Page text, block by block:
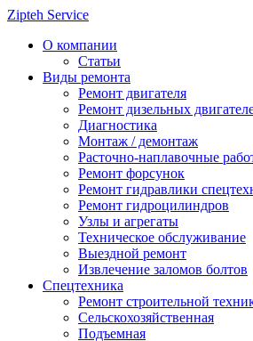
Zipteh Service
О компании
Статьи
Виды ремонта
Ремонт двигателя
Ремонт дизельных
Диагностика
Монтаж / демонтаж
Расточно-наплавочные
Ремонт форсунок
Ремонт гидравлики
Ремонт гидроцилиндров
Узлы и агрегаты
Техническое обслуживание
Выездной ремонт
Извлечение заломов болтов
Спецтехника
Ремонт строительной
Сельскохозяйственная
Подъемная